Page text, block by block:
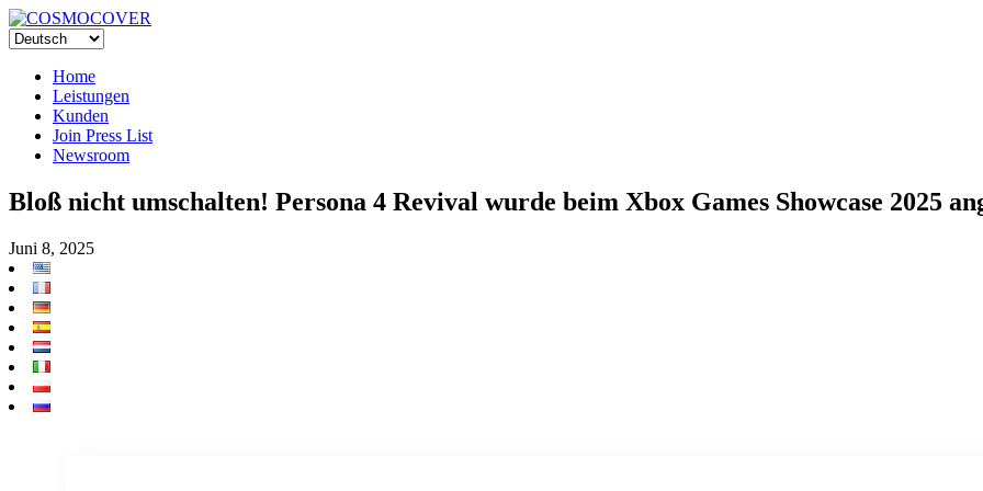
Home
Leistungen
Kunden
Join Press List
Newsroom
Bloß nicht umschalten! Persona 4 Revival wurde beim Xbox Games Showcase 2025
Juni 8, 2025